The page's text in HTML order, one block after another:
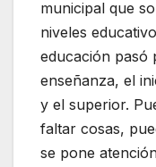
municipal que
niveles
educación pasó
enseñanza, el
y el superior.
faltar cosas,
se pone